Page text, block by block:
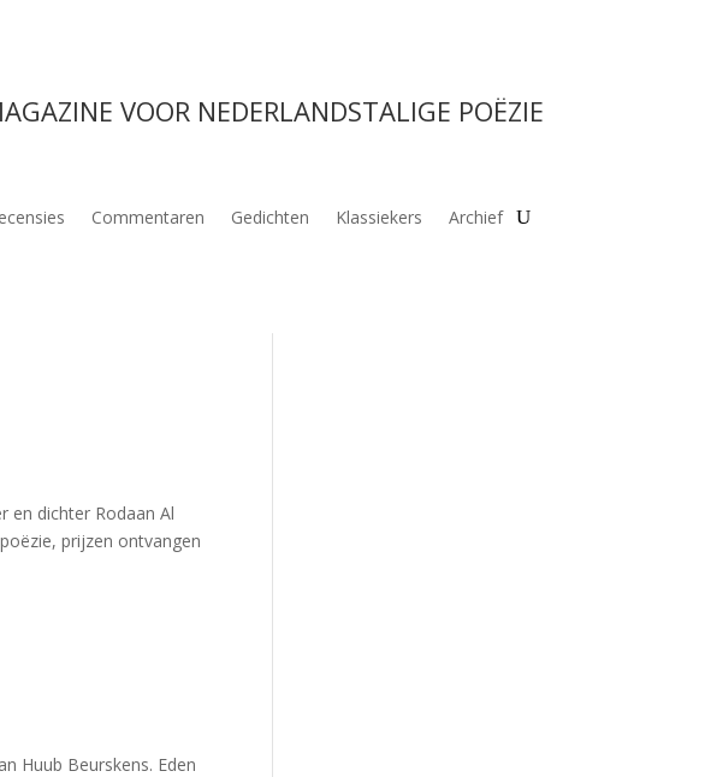
VOOR NEDERLANDSTALIGE POËZIE
Commentaren Gedichten Klassiekers Archief
en dichter Rodaan Al
prijzen ontvangen
Huub Beurskens. Eden